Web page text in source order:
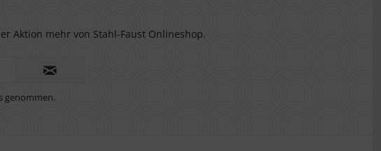
Aktion mehr von Stahl-Faust Onlineshop.
genommen.